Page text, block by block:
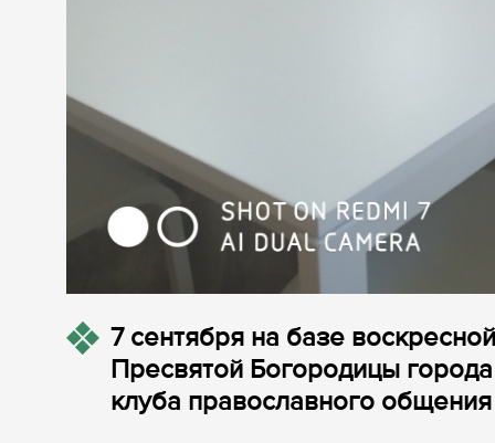
7 сентября на базе
Пресвятой Богородицы
клуба православного